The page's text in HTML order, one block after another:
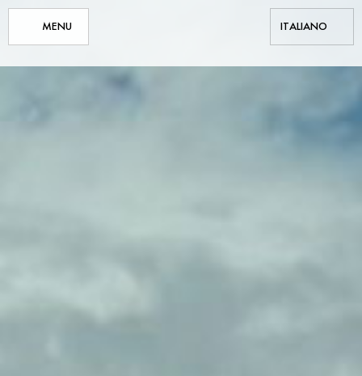
MENU ITALIANO
ENGLISH